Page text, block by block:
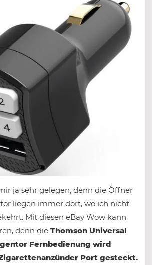
ja sehr gelegen, denn die Öffner
liegen immer dort, wo ich nicht
Mit diesen eBay Wow kann
denn die Thomson Universal
Fernbedienung wird
Port gesteckt.